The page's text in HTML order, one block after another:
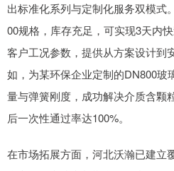
出标准化系列与定制化服务双模式
00规格，库存充足，可实现3天内
客户工况参数，提供从方案设计到
如，为某环保企业定制的DN800玻
量与弹簧刚度，成功解决介质含颗
后一次性通过率达100%。
在市场拓展方面，河北沃瀚已建立